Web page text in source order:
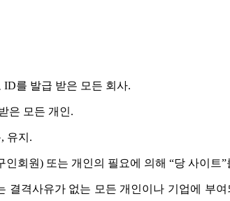
를 발급 받은 모든 회사.
은 모든 개인.
유지.
회원) 또는 개인의 필요에 의해 “당 사이트
격사유가 없는 모든 개인이나 기업에 부